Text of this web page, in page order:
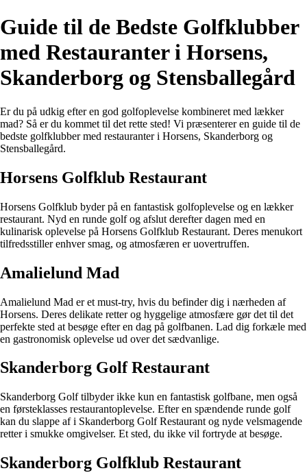
Guide til de Bedste Golfklubber
med Restauranter i Horsens,
Skanderborg og Stensballegård
Er du på udkig efter en god golfoplevelse kombineret med lækker
mad? Så er du kommet til det rette sted! Vi præsenterer en guide til de
bedste golfklubber med restauranter i Horsens, Skanderborg og
Stensballegård.
Horsens Golfklub Restaurant
Horsens Golfklub byder på en fantastisk golfoplevelse og en lækker
restaurant. Nyd en runde golf og afslut derefter dagen med en
kulinarisk oplevelse på Horsens Golfklub Restaurant. Deres menukort
tilfredsstiller enhver smag, og atmosfæren er uovertruffen.
Amalielund Mad
Amalielund Mad er et must-try, hvis du befinder dig i nærheden af
Horsens. Deres delikate retter og hyggelige atmosfære gør det til det
perfekte sted at besøge efter en dag på golfbanen. Lad dig forkæle med
en gastronomisk oplevelse ud over det sædvanlige.
Skanderborg Golf Restaurant
Skanderborg Golf tilbyder ikke kun en fantastisk golfbane, men også
en førsteklasses restaurantoplevelse. Efter en spændende runde golf
kan du slappe af i Skanderborg Golf Restaurant og nyde velsmagende
retter i smukke omgivelser. Et sted, du ikke vil fortryde at besøge.
Skanderborg Golfklub Restaurant